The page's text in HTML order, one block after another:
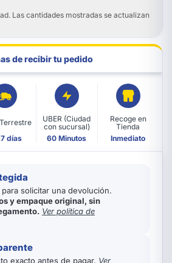
Las cantidades mostradas se actualizan
de recibir tu pedido
días
UBER (Ciudad
con sucursal)
60 Minutos
Recoge en
Tienda
Inmediato
solicitar una devolución.
y empaque original, sin
Ver política de
exacto antes de pagar. Ver